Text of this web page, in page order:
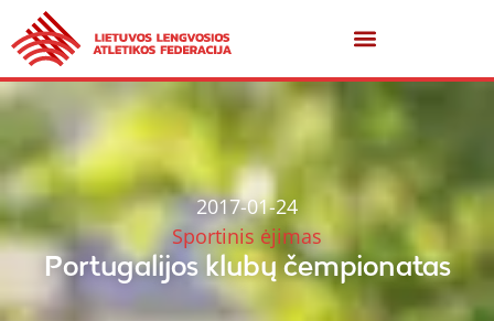
2017-01-24
Sportinis ėjimas
Portugalijos klubų čempionatas